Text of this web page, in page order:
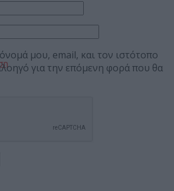
μου, email, και τον ιστότοπο
για την επόμενη φορά που θα